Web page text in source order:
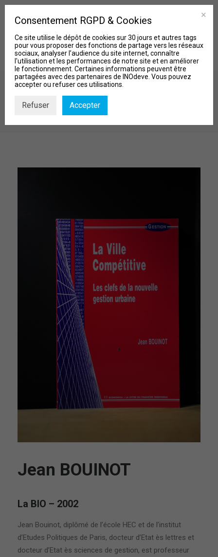
MISSIONS
Qui sommes-nous?
LA VILLE COMPETITIVE
Accueil Actu et Biblio
Jean BOUINOT
La BIO – 2002
Jean Bouinot, diplômé de l’école HEC et de l’institut
d’Etudes Politiques de Paris, docteur d’Etat ès lettres et
docteur d’Etat ès sciences de gestion, est professeur
Consentement RGPD & Cookies
Ce site utilise le dépôt de cookies sur 30 jours et autres tags
pour vous proposer des fonctions de partage vers les réseaux
sociaux, analyser l’audience du site internet, connaître
l'utilisation et les performances de notre site et en améliorer
le fonctionnement. Certaines informations peuvent être
partagées avec des partenaires de INOdeve. Vous pouvez
accepter ou refuser ces utilisations.
Refuser Accepter